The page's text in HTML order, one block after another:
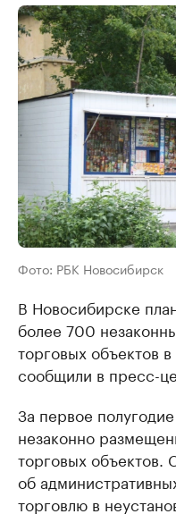
Фото: РБК Новосибирск
В Новосибирске
более 700
торговых объектов
сообщили в пресс-
За первое
незаконно
торговых объектов.
об
торговлю в